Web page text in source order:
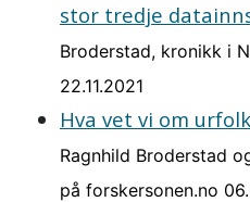
stor tredje
Broderstad, kronikk i
22.11.2021
Hva vet vi om
Ragnhild Broderstad
på forskersonen.no